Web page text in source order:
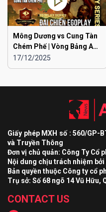
Mông Dương vs Cung Tàn
Chém Phế | Vòng Bảng AoE
Toàn Quốc Đại Chiến
EGOPLAY mùa 2
17/12/2025
Giấy phép MXH số : 560/
và Truyền Thông
Đơn vị chủ quản: Công Ty Cổ
Nội dung chịu trách nhiệm bởi
Bản quyền thuộc Công ty cổ
Trụ sở: Số 68 ngõ 14 Vũ Hữu,
CONTACT US